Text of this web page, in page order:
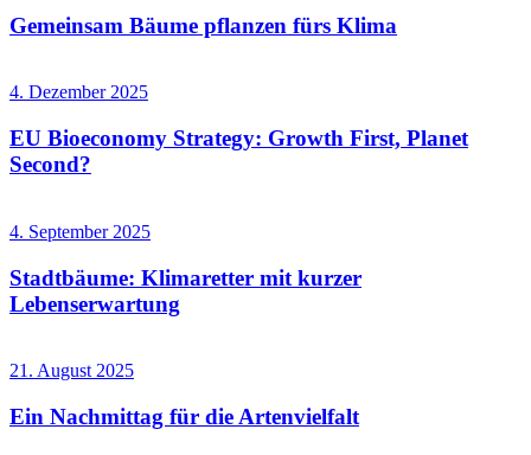
Gemeinsam Bäume pflanzen fürs Klima
4. Dezember 2025
EU Bioeconomy Strategy: Growth First, Planet
Second?
4. September 2025
Stadtbäume: Klimaretter mit kurzer
Lebenserwartung
21. August 2025
Ein Nachmittag für die Artenvielfalt